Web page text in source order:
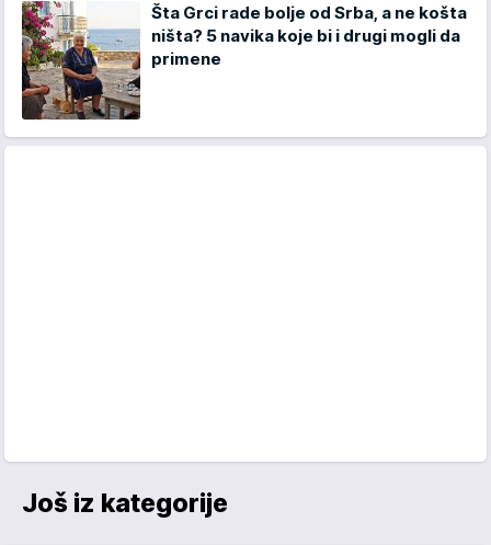
Šta Grci rade bolje od Srba, a ne košta
ništa? 5 navika koje bi i drugi mogli da
primene
Još iz kategorije